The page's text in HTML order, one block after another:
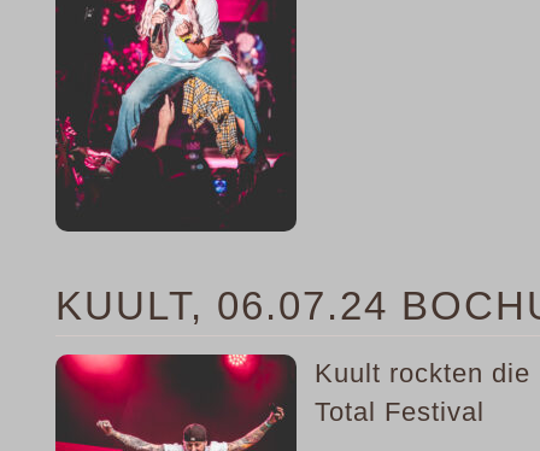
KUULT, 06.07.24
Kuult rockten die
Total Festival